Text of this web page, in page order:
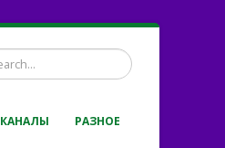
КАНАЛЫ РАЗНОЕ